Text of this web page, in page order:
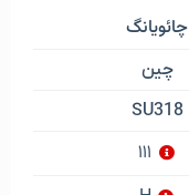
چائویانگ
چین
SU318
۱۱۱